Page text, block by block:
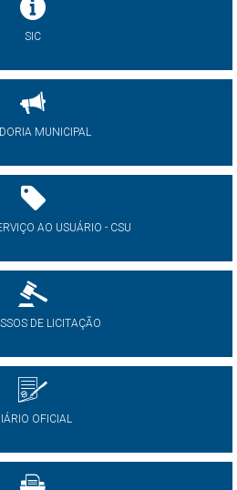
SIC
MUNICIPAL
AO USUÁRIO - CSU
DE LICITAÇÃO
OFICIAL